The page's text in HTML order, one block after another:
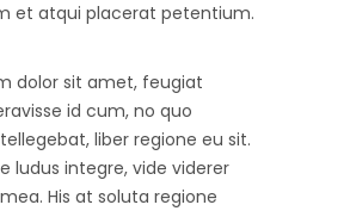
et atqui placerat petentium.
dolor sit amet, feugiat
id cum, no quo
liber regione eu sit.
ludus integre, vide viderer
His at soluta regione